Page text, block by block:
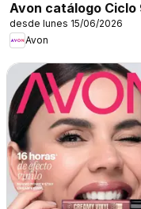
Avon catálogo Ciclo
desde lunes 15/06/2026
Avon